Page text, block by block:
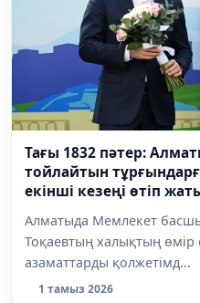
Тағы 1832 пәтер:
тойлайтын
екінші кезеңі өтіп
Алматыда Мемлекет
Тоқаевтың халықтың өмір
азаматтарды қолжетімд...
1 тамыз 2026